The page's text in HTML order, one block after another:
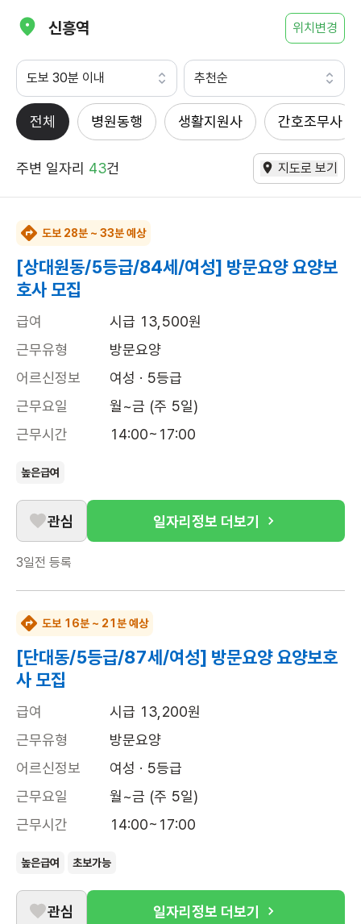
신흥역 위치변경
도보 30분 이내 추천순
전체 병원동행 생활지원사 간호조무사
주변 일자리 43건 지도로 보기
도보 28분 ~ 33분 예상
[상대원동/5등급/84세/여성] 방문요양 요양보
호사 모집
급여
시급 13,500원
근무유형
방문요양
어르신정보
여성 · 5등급
근무요일
월~금 (주 5일)
근무시간
14:00~17:00
높은급여
관심 일자리정보 더보기
3일전 등록
도보 16분 ~ 21분 예상
[단대동/5등급/87세/여성] 방문요양 요양보호
사 모집
급여
시급 13,200원
근무유형
방문요양
어르신정보
여성 · 5등급
근무요일
월~금 (주 5일)
근무시간
14:00~17:00
높은급여 초보가능
관심 일자리정보 더보기